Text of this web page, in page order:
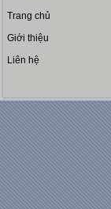
Trang chủ
Giới thiệu
Liên hệ